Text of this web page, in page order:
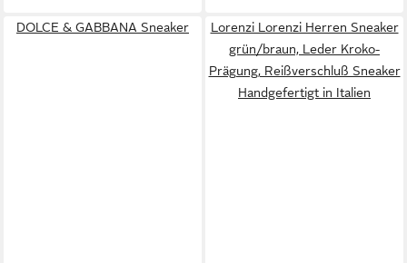
DOLCE & GABBANA Sneaker
Lorenzi Lorenzi Herren Sneaker
grün/braun, Leder Kroko-
Prägung, Reißverschluß Sneaker
Handgefertigt in Italien